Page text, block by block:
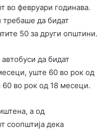
во февруари годинава.
требаше да бидат
50 за други општини.
да бидат
уште 60 во рок од
во рок од 18 месеци.
а од
соопштија дека